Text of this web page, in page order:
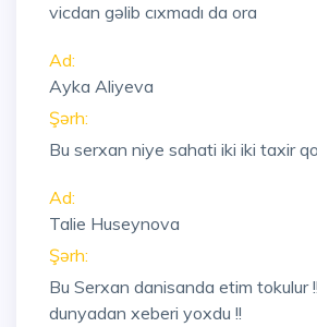
vicdan gəlib cıxmadı da ora
Ad:
Ayka Aliyeva
Şərh:
Bu serxan niye sahati iki iki taxir
Ad:
Talie Huseynova
Şərh:
Bu Serxan danisanda etim tokulur
dunyadan xeberi yoxdu !!